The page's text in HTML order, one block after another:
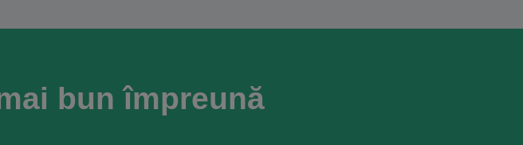
bun împreună